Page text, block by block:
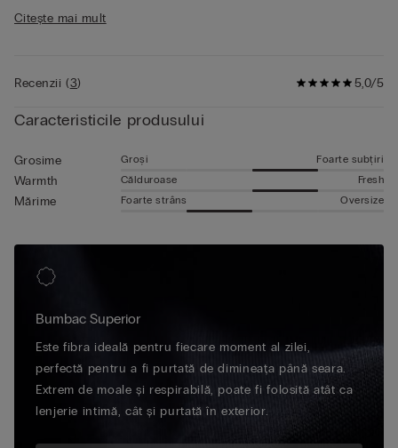
adaptându-se perfect formelor corpului și garantând libertate
constantă de mișcare. Această bluză cu mânecă lungă din
afară.
• Modelul are 185 cm înălțime și poartă mărimea L
Citește mai mult
5,0/5
Recenzii(3)
Caracteristicile produsului
Grosime Groși Foarte subțiri
Warmth Călduroase Fresh
Mărime Foarte strâns Oversize
Bumbac Superior
Este fibra ideală pentru fiecare moment al zilei,
perfectă pentru a fi purtată de dimineața până seara.
Extrem de moale și respirabilă, poate fi folosită atât ca
lenjerie intimă, cât și purtată în exterior.